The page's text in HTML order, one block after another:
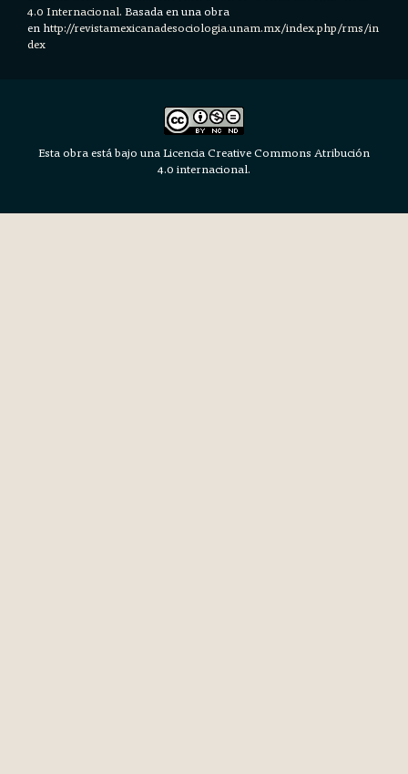
4.0 Internacional.Basada en una obra
en http://revistamexicanadesociologia.unam.mx/index.php/rms/in
dex
Esta obra está bajo una Licencia Creative Commons Atribución
4.0 internacional.